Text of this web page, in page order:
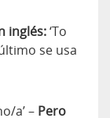
inglés:‘To
último se usa
a’ – Pero